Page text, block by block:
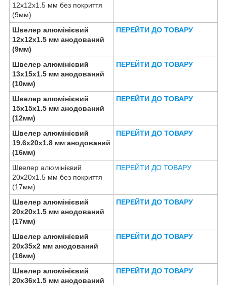
12х12х1.5 мм без покриття
(9мм)
Швелер алюмінієвий
12х12х1.5 мм анодований
(9мм)
ПЕРЕЙТИ ДО ТОВАРУ
Швелер алюмінієвий
13х15х1.5 мм анодований
(10мм)
ПЕРЕЙТИ ДО ТОВАРУ
Швелер алюмінієвий
15х15х1.5 мм анодований
(12мм)
ПЕРЕЙТИ ДО ТОВАРУ
Швелер алюмінієвий
19.6х20х1.8 мм анодований
(16мм)
ПЕРЕЙТИ ДО ТОВАРУ
Швелер алюмінієвий
20х20х1.5 мм без покриття
(17мм)
ПЕРЕЙТИ ДО ТОВАРУ
Швелер алюмінієвий
20х20х1.5 мм анодований
(17мм)
ПЕРЕЙТИ ДО ТОВАРУ
Швелер алюмінієвий
20х35х2 мм анодований
(16мм)
ПЕРЕЙТИ ДО ТОВАРУ
Швелер алюмінієвий
20х36х1.5 мм анодований
ПЕРЕЙТИ ДО ТОВАРУ